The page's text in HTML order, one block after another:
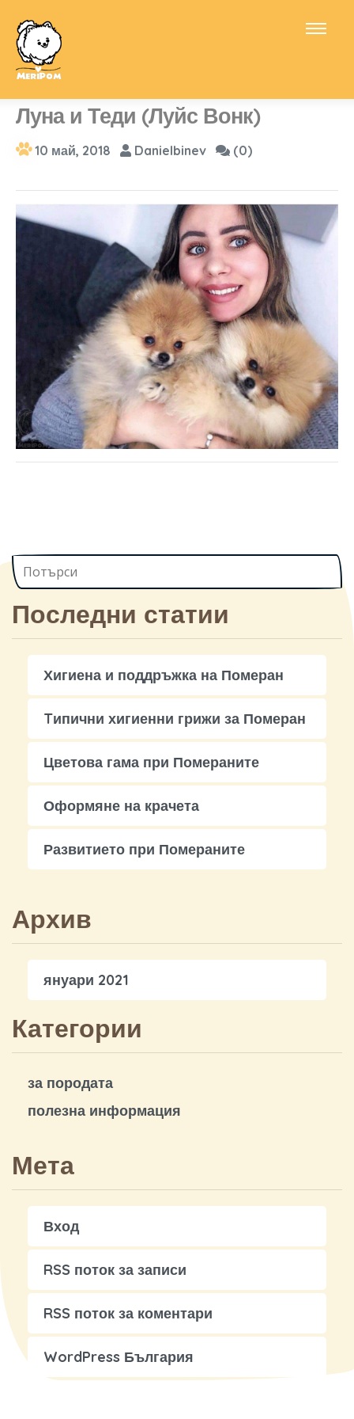
Луна и Теди (Луйс Вонк)
10 май, 2018 Danielbinev (0)
Последни статии
Хигиена и поддръжка на Померан
Tипични хигиенни грижи за Померан
Цветова гама при Помераните
Оформяне на крачета
Развитието при Помераните
Архив
януари 2021
Категории
за породата
полезна информация
Мета
Вход
RSS поток за записи
RSS поток за коментари
WordPress България